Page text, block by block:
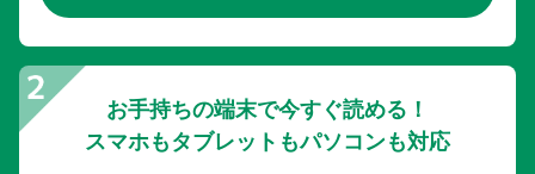
お手持ちの端末で今すぐ読める！
スマホもタブレットもパソコンも対応